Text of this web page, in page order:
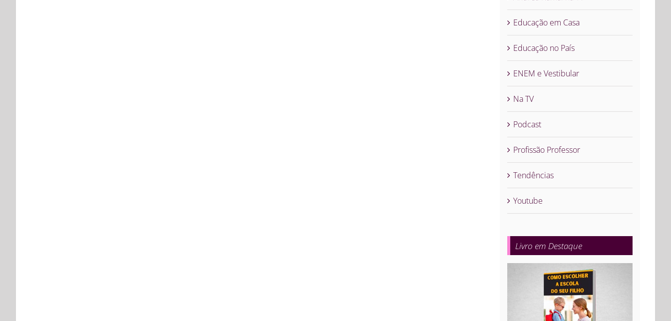
Educação em Casa
Educação no País
ENEM e Vestibular
Na TV
Podcast
Profissão Professor
Tendências
Youtube
Livro em Destaque